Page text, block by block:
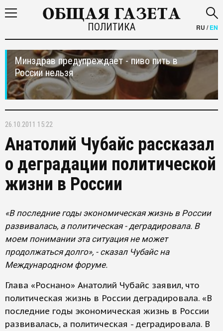
ПОЛИТИКА RU /EN
Минздрав предупреждает - пиво пить в
России нельзя
26.10.2011 15:22
Анатолий Чубайс рассказал
о деградации политической
жизни в России
«В последние годы экономическая жизнь в России
развивалась, а политическая - деградировала. В
моем понимании эта ситуация не может
продолжаться долго», - сказал Чубайс на
Международном форуме.
Глава «Роснано» Анатолий Чубайс заявил, что
политическая жизнь в России деградировала. «В
последние годы экономическая жизнь в России
развивалась, а политическая - деградировала. В